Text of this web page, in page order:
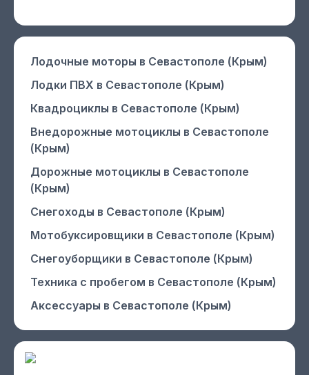
Лодочные моторы в Севастополе (Крым)
Лодки ПВХ в Севастополе (Крым)
Квадроциклы в Севастополе (Крым)
Внедорожные мотоциклы в Севастополе
(Крым)
Дорожные мотоциклы в Севастополе
(Крым)
Снегоходы в Севастополе (Крым)
Мотобуксировщики в Севастополе (Крым)
Снегоуборщики в Севастополе (Крым)
Техника с пробегом в Севастополе (Крым)
Аксессуары в Севастополе (Крым)